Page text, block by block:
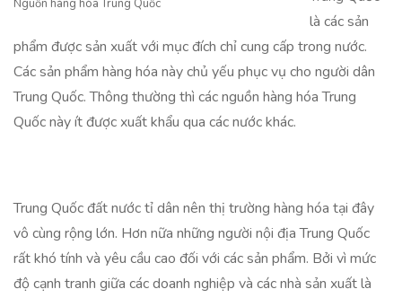
Nguồn hàng hóa Trung Quốc
là các sản
phẩm được sản xuất với mục đích chỉ cung cấp trong nước.
Các sản phẩm hàng hóa này chủ yếu phục vụ cho người dân
Trung Quốc. Thông thường thì các nguồn hàng hóa Trung
Quốc này ít được xuất khẩu qua các nước khác.
Trung Quốc đất nước tỉ dân nên thị trường hàng hóa tại đây
vô cùng rộng lớn. Hơn nữa những người nội địa Trung Quốc
rất khó tính và yêu cầu cao đối với các sản phẩm. Bởi vì mức
độ cạnh tranh giữa các doanh nghiệp và các nhà sản xuất là